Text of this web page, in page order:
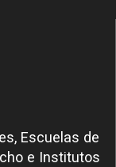
Escuelas de
e Institutos